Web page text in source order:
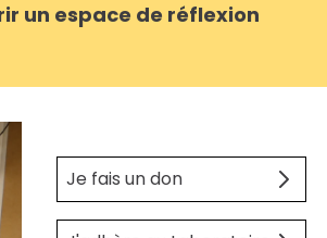
un espace de réflexion
Je fais un don